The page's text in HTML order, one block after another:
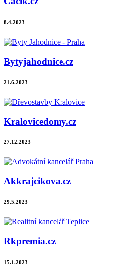
8.4.2023
Bytyjahodnice.cz
21.6.2023
Kralovicedomy.cz
27.12.2023
Akkrajcikova.cz
29.5.2023
Rkpremia.cz
15.1.2023